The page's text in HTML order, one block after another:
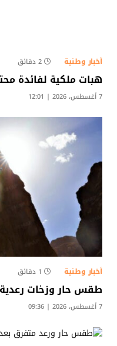
أخبار وطنية 2 دقائق
هبات ملكية لفائدة
7 أغسطس، 2026 | 12:01
أخبار وطنية 1 دقائق
طقس حار وزخات
7 أغسطس، 2026 | 09:36